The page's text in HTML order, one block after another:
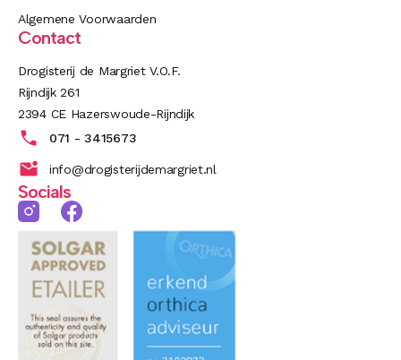
Algemene Voorwaarden
Contact
Drogisterij de Margriet V.O.F.
Rijndijk 261
2394 CE Hazerswoude-Rijndijk
071 - 3415673
info@drogisterijdemargriet.nl
Socials